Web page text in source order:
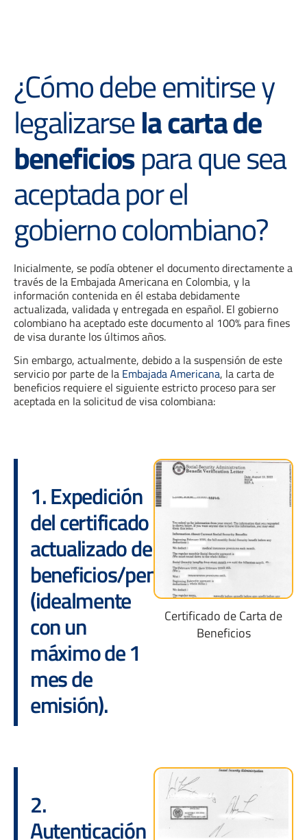
¿Cómo debe emitirse y
legalizarsela carta de
beneficiospara que sea
aceptada por el
gobierno colombiano?
Inicialmente, se podía obtener el documento directamente a
través de la Embajada Americana en Colombia, y la
información contenida en él estaba debidamente
actualizada, validada y entregada en español. El gobierno
colombiano ha aceptado este documento al 100% para fines
de visa durante los últimos años.
Sin embargo, actualmente, debido a la suspensión de este
servicio por parte de la Embajada Americana, la carta de
beneficios requiere el siguiente estricto proceso para ser
aceptada en la solicitud de visa colombiana:
1. Expedición
del certificado
actualizado de
beneficios/pensión
(idealmente
con un
máximo de 1
mes de
emisión).
Certificado de Carta de
Beneficios
2.
Autenticación